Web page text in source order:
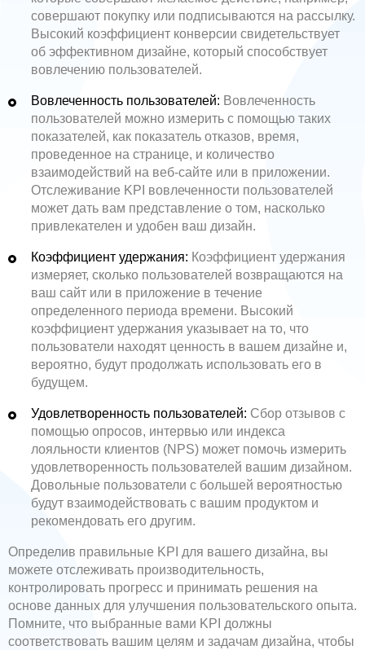
совершают покупку или подписываются на рассылку.
Высокий коэффициент конверсии свидетельствует
об эффективном дизайне, который способствует
вовлечению пользователей.
Вовлеченность пользователей: Вовлеченность
пользователей можно измерить с помощью таких
показателей, как показатель отказов, время,
проведенное на странице, и количество
взаимодействий на веб-сайте или в приложении.
Отслеживание KPI вовлеченности пользователей
может дать вам представление о том, насколько
привлекателен и удобен ваш дизайн.
Коэффициент удержания: Коэффициент удержания
измеряет, сколько пользователей возвращаются на
ваш сайт или в приложение в течение
определенного периода времени. Высокий
коэффициент удержания указывает на то, что
пользователи находят ценность в вашем дизайне и,
вероятно, будут продолжать использовать его в
будущем.
Удовлетворенность пользователей: Сбор отзывов с
помощью опросов, интервью или индекса
лояльности клиентов (NPS) может помочь измерить
удовлетворенность пользователей вашим дизайном.
Довольные пользователи с большей вероятностью
будут взаимодействовать с вашим продуктом и
рекомендовать его другим.
Определив правильные KPI для вашего дизайна, вы
можете отслеживать производительность,
контролировать прогресс и принимать решения на
основе данных для улучшения пользовательского опыта.
Помните, что выбранные вами KPI должны
соответствовать вашим целям и задачам дизайна, чтобы